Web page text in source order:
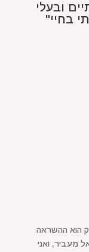
ובעלי
בחיי"
הוא ההשראה
מעביר, ואני